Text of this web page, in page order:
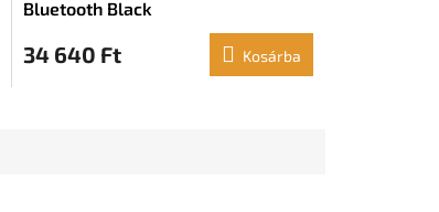
Bluetooth Black
34 640 Ft Kosárba